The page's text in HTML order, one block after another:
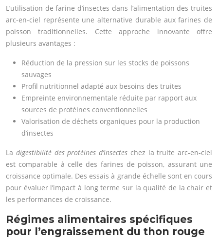
L’utilisation de farine d’insectes dans l’alimentation des truites
arc-en-ciel représente une alternative durable aux farines de
poisson traditionnelles. Cette approche innovante offre
plusieurs avantages :
Réduction de la pression sur les stocks de poissons
sauvages
Profil nutritionnel adapté aux besoins des truites
Empreinte environnementale réduite par rapport aux
sources de protéines conventionnelles
Valorisation de déchets organiques pour la production
d’insectes
La digestibilité des protéines d’insectes chez la truite arc-en-ciel
est comparable à celle des farines de poisson, assurant une
croissance optimale. Des essais à grande échelle sont en cours
pour évaluer l’impact à long terme sur la qualité de la chair et
les performances de croissance.
Régimes alimentaires spécifiques
pour l’engraissement du thon rouge